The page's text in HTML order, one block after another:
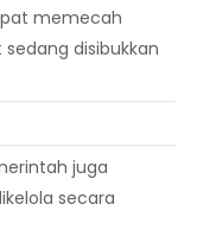
memecah
disibukkan
juga
secara